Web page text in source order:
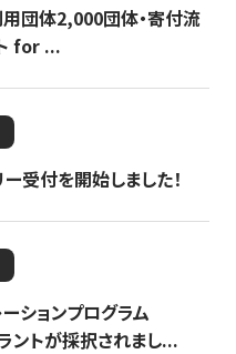
用団体2,000団体・寄付流
for ...
受付を開始しました！
ションプログラム
ントが採択されまし...